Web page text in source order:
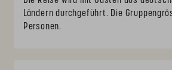
Ländern durchgeführt. Die
Personen.